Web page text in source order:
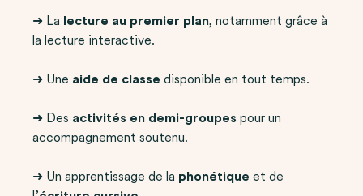
➜ La lecture au premier plan, notamment grâce à
la lecture interactive.
➜ Une aide de classe disponible en tout temps.
➜ Des activités en demi-groupes pour un
accompagnement soutenu.
➜ Un apprentissage de la phonétique et de